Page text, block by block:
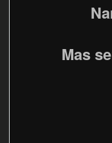
Mas